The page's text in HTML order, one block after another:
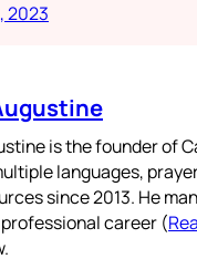
2023
is the founder of
languages,
since 2013. He
career (